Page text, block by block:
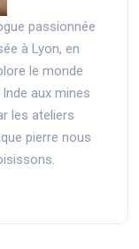
passionnée
à Lyon, en
le monde
aux mines
les ateliers
pierre nous